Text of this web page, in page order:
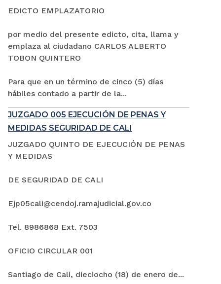
EDICTO EMPLAZATORIO
por medio del presente edicto, cita, llama y
emplaza al ciudadano CARLOS ALBERTO
TOBON QUINTERO
Para que en un término de cinco (5) días
hábiles contado a partir de la...
JUZGADO 005 EJECUCIÓN DE PENAS Y
MEDIDAS SEGURIDAD DE CALI
JUZGADO QUINTO DE EJECUCIÓN DE PENAS
Y MEDIDAS
DE SEGURIDAD DE CALI
Ejp05cali@cendoj.ramajudicial.gov.co
Tel. 8986868 Ext. 7503
OFICIO CIRCULAR 001
Santiago de Cali, dieciocho (18) de enero de...